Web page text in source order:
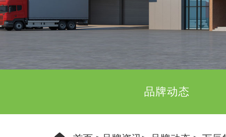
品牌动态